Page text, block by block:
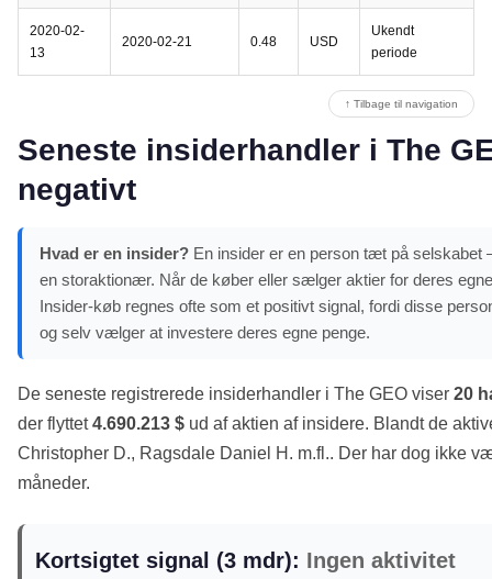
2020-02-
13
2020-02-21 0.48 USD
Ukendt
periode
↑ Tilbage til navigation
Seneste insiderhandler i The
negativt
Hvad er en insider? En insider er en person tæt på selskabet
en storaktionær. Når de køber eller sælger aktier for deres
Insider-køb regnes ofte som et positivt signal, fordi disse
og selv vælger at investere deres egne penge.
De seneste registrerede insiderhandler i The GEO viser 20
der flyttet4.690.213 $ ud af aktien af insidere. Blandt de
Christopher D., Ragsdale Daniel H. m.fl.. Der har dog ikke
måneder.
Kortsigtet signal (3 mdr): Ingen aktivitet